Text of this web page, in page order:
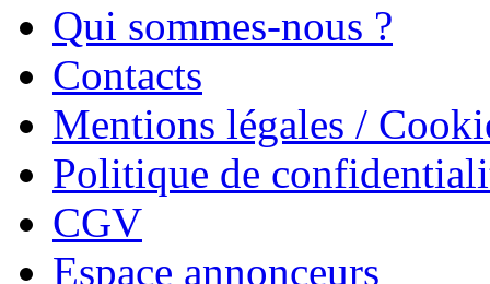
Qui sommes-nous ?
Contacts
Mentions légales /
Politique de
CGV
Espace annonceurs